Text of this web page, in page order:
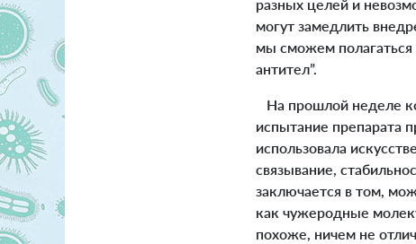
разных целей и
могут замедлить
мы сможем полагаться
антител”.
На прошлой неделе
испытание препарата
использовала
связывание,
заключается в том,
как чужеродные
похоже, ничем не